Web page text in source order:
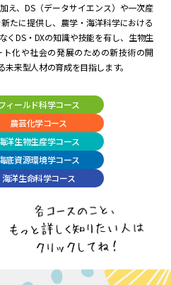
え、DS（データサイエンス）や一次産
たに提供し、農学・海洋科学における
くDS・DXの知識や技能を有し、生物生
化や社会の発展のための新技術の開
来型人材の育成を目指します。
ィールド科学コース
農芸化学コース
洋生物生産学コース
底資源環境学コース
海洋生命科学コース